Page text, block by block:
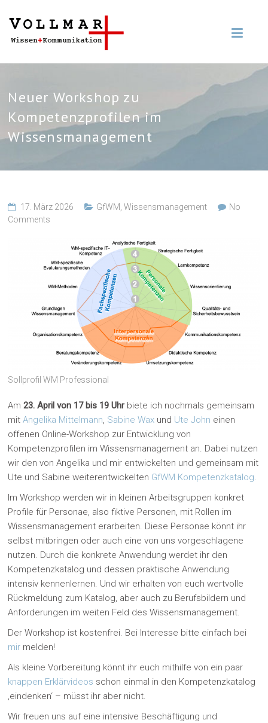
Neuer Workshop zu
Kompetenzprofilen im
Wissensmanagement
17. März 2026 GfWM ,Wissensmanagement
No
Comments
Sollprofil WM Professional
Am23. April von 17 bis 19 Uhrbiete ich nochmals gemeinsam
mitAngelika Mittelmann Sabine Wax und Ute John einen
offenen Online-Workshop zur Entwicklung von
Kompetenzprofilen im Wissensmanagement an. Dabei nutzen
wir den von Angelika und mir entwickelten und gemeinsam mit
Ute und Sabine weiterentwickelten GfWM Kompetenzkatalog
Im Workshop werden wir in kleinen Arbeitsgruppen konkret
Profile für Personae, also fiktive Personen, mit Rollen im
Wissensmanagement erarbeiten. Diese Personae könnt ihr
selbst mitbringen oder auch eine von uns vorgeschlagene
nutzen. Durch die konkrete Anwendung werdet ihr den
Kompetenzkatalog und dessen praktische Anwendung
intensiv kennenlernen. Und wir erhalten von euch wertvolle
Rückmeldung zum Katalog, aber auch zu Berufsbildern und
Anforderungen im weiten Feld des Wissensmanagement.
Der Workshop ist kostenfrei. Bei Interesse bitte einfach bei
mir melden!
Als kleine Vorbereitung könnt ihr euch mithilfe von ein paar
knappen Erklärvideos schon einmal in den Kompetenzkatalog
‚eindenken‘ – müsst ihr aber nicht.
Wir freuen uns auf eine intensive Beschäftigung und